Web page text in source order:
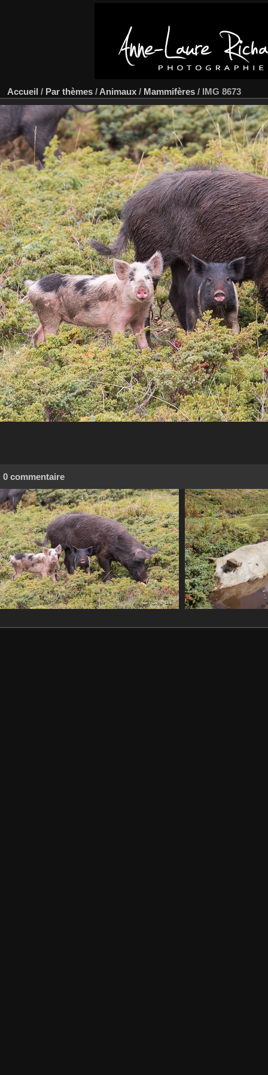
Accueil / Par thèmes / Animaux / Mammifères / IMG 8673
0 commentaire